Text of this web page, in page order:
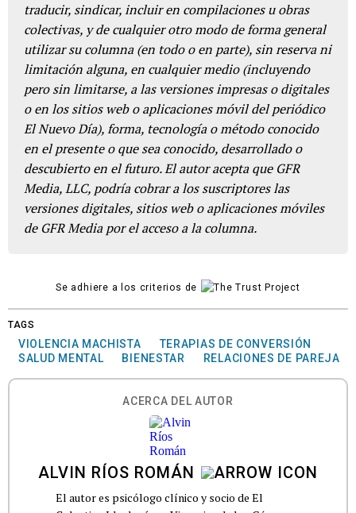
traducir, sindicar, incluir en compilaciones u obras
colectivas, y de cualquier otro modo de forma general
utilizar su columna (en todo o en parte), sin reserva ni
limitación alguna, en cualquier medio (incluyendo
pero sin limitarse, a las versiones impresas o digitales
o en los sitios web o aplicaciones móvil del periódico
El Nuevo Día), forma, tecnología o método conocido
en el presente o que sea conocido, desarrollado o
descubierto en el futuro. El autor acepta que GFR
Media, LLC, podría cobrar a los suscriptores las
versiones digitales, sitios web o aplicaciones móviles
de GFR Media por el acceso a la columna.
Se adhiere a los criterios de
TAGS
VIOLENCIA MACHISTA
TERAPIAS DE CONVERSIÓN
SALUD MENTAL
BIENESTAR RELACIONES DE PAREJA
ACERCA DEL AUTOR
ALVIN RÍOS ROMÁN
El autor es psicólogo clínico y socio de El